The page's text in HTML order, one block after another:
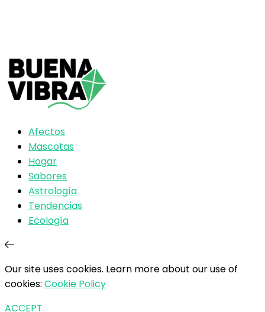
Afectos
Mascotas
Hogar
Sabores
Astrología
Tendencias
Ecología
Our site uses cookies. Learn more about our use of
cookies: Cookie Policy
ACCEPT